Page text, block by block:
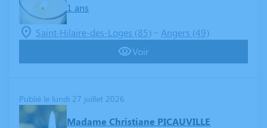
1 ans
Saint-Hilaire-des-Loges (85)– Angers (49)
Voir
Publié le lundi 27 juillet 2026
Madame Christiane PICAUVILLE